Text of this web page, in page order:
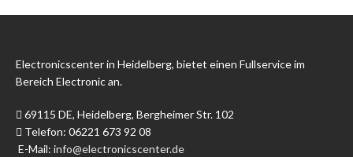
Electronicscenter in Heidelberg, bietet einen Fullservice im
Bereich Electronic an.
69115 DE, Heidelberg, Bergheimer Str. 102
Telefon: 06221 673 92 08
E-Mail:info@electronicscenter.de